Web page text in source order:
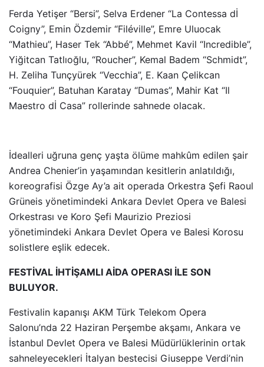
Ferda Yetişer “Bersi”, Selva Erdener “La Contessa dİ
Coigny”, Emin Özdemir “Filéville”, Emre Uluocak
“Mathieu”, Haser Tek “Abbé”, Mehmet Kavil “Incredible”,
Yiğitcan Tatlıoğlu, “Roucher”, Kemal Badem “Schmidt”,
H. Zeliha Tunçyürek “Vecchia”, E. Kaan Çelikcan
“Fouquier”, Batuhan Karatay “Dumas”, Mahir Kat “Il
Maestro dİ Casa” rollerinde sahnede olacak.
İdealleri uğruna genç yaşta ölüme mahkûm edilen şair
Andrea Chenier’in yaşamından kesitlerin anlatıldığı,
koreografisi Özge Ay’a ait operada Orkestra Şefi Raoul
Grüneis yönetimindeki Ankara Devlet Opera ve Balesi
Orkestrası ve Koro Şefi Maurizio Preziosi
yönetimindeki Ankara Devlet Opera ve Balesi Korosu
solistlere eşlik edecek.
FESTİVAL İHTİŞAMLI AİDA OPERASI İLE SON
BULUYOR.
Festivalin kapanışı AKM Türk Telekom Opera
Salonu’nda 22 Haziran Perşembe akşamı, Ankara ve
İstanbul Devlet Opera ve Balesi Müdürlüklerinin ortak
sahneleyecekleri İtalyan bestecisi Giuseppe Verdi’nin